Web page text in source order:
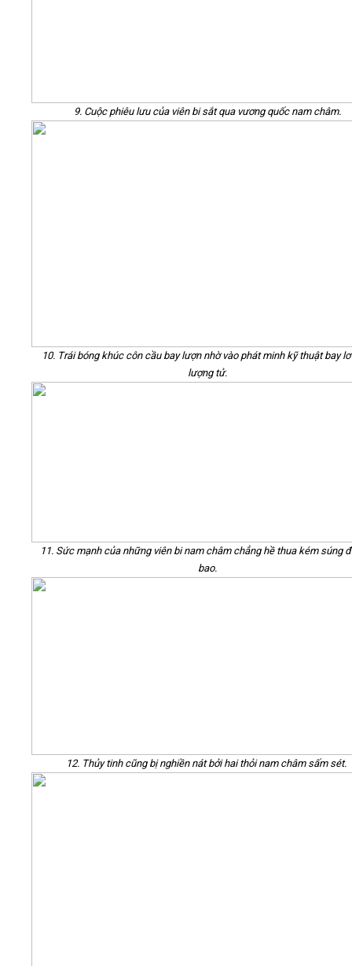
9. Cuộc phiêu lưu của viên bi sắt qua vương quốc nam châm.
10. Trái bóng khúc côn cầu bay lượn nhờ vào phát minh kỹ thuật bay
lượng tử.
11. Sức mạnh của những viên bi nam châm chẳng hề thua kém súng
bao.
12. Thủy tinh cũng bị nghiền nát bởi hai thỏi nam châm sấm sét.